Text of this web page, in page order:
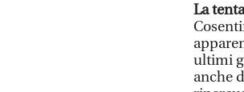
La
ultimi
anche